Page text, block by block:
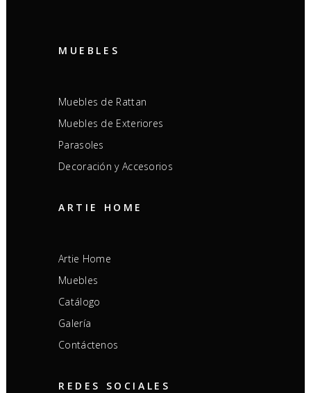
MUEBLES
Muebles de Rattan
Muebles de Exteriores
Parasoles
Decoración y Accesorios
ARTIE HOME
Artie Home
Muebles
Catálogo
Galería
Contáctenos
REDES SOCIALES